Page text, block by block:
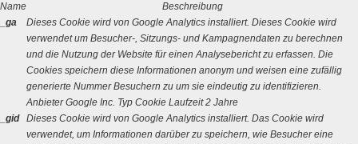
Name
Beschreibung
_ga
Dieses Cookie wird von Google Analytics installiert. Dieses Cookie wird
verwendet um Besucher-, Sitzungs- und Kampagnendaten zu berechnen
und die Nutzung der Website für einen Analysebericht zu erfassen. Die
Cookies speichern diese Informationen anonym und weisen eine zufällig
generierte Nummer Besuchern zu um sie eindeutig zu identifizieren.
Anbieter Google Inc. Typ Cookie Laufzeit 2 Jahre
_gid
Dieses Cookie wird von Google Analytics installiert. Das Cookie wird
verwendet, um Informationen darüber zu speichern, wie Besucher eine